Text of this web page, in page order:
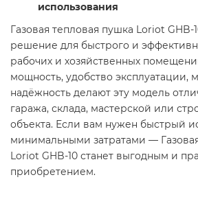
использования
Газовая тепловая пушка Loriot
решение для быстрого и
рабочих и хозяйственных
мощность, удобство эксплуатации,
надёжность делают эту модель
гаража, склада, мастерской или
объекта. Если вам нужен быстрый
минимальными затратами —
Loriot GHB-10 станет выгодным и
приобретением.